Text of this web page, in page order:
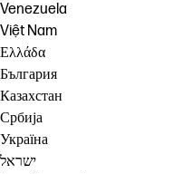
Venezuela
Việt Nam
Ελλάδα
България
Казахстан
Србија
Україна
ישראל